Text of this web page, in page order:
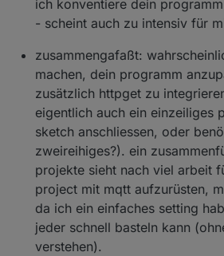
ich konventiere dein
- scheint auch zu intensiv für
zusammengafaßt:
machen, dein programm
zusätzlich httpget zu
eigentlich auch ein einzeiliges
sketch anschliessen, oder
zweireihiges?). ein
projekte sieht nach viel arbeit
project mit mqtt aufzurüsten,
da ich ein einfaches setting
jeder schnell basteln kann
verstehen).